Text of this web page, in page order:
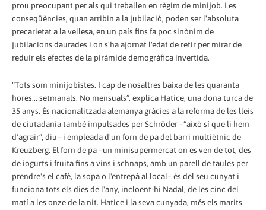
prou preocupant per als qui treballen en règim de minijob. Les
conseqüències, quan arribin a la jubilació, poden ser l'absoluta
precarietat a la vellesa, en un país fins fa poc sinònim de
jubilacions daurades i on s'ha ajornat l'edat de retir per mirar de
reduir els efectes de la piràmide demogràfica invertida.
“Tots som minijobistes. I cap de nosaltres baixa de les quaranta
hores... setmanals. No mensuals”, explica Hatice, una dona turca de
35 anys. És nacionalitzada alemanya gràcies a la reforma de les lleis
de ciutadania també impulsades per Schröder –“això sí que li hem
d'agrair”, diu– i empleada d'un forn de pa del barri multiètnic de
Kreuzberg. El forn de pa –un minisupermercat on es ven de tot, des
de iogurts i fruita fins a vins i schnaps, amb un parell de taules per
prendre's el cafè, la sopa o l'entrepà al local– és del seu cunyat i
funciona tots els dies de l'any, incloent-hi Nadal, de les cinc del
matí a les onze de la nit. Hatice i la seva cunyada, més els marits